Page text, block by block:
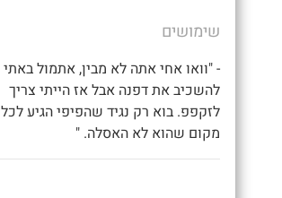
שימושים
- "וואו אחי אתה לא מבין, אתמול באתי
להשכיב את דפנה אבל אז הייתי צריך
לזקפפ. בוא רק נגיד שהפיפי הגיע לכל
מקום שהוא לא האסלה. "